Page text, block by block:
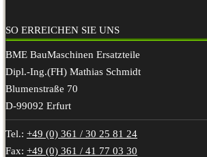
SO ERREICHEN SIE UNS
BME BauMaschinen Ersatzteile
Dipl.-Ing.(FH) Mathias Schmidt
Blumenstraße 70
D-99092 Erfurt
Tel.: +49 (0) 361 / 30 25 81 24
Fax: +49 (0) 361 / 41 77 03 30